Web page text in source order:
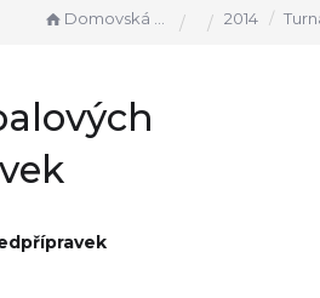
Domovská stránka 2014 Turnaj